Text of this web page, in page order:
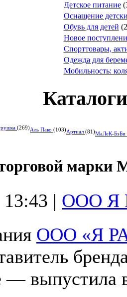
Детское питание
Оснащение
Обувь для детей
Новое
Спорттовары,
Одежда для
Мобильность:
(269)Аль Пако (103)Артиал (81)МаЛеК-БэБи
марки
| ООО Я
ООО «Я
— выпустила